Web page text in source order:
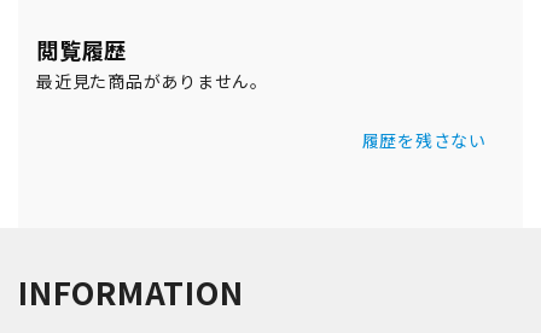
閲覧履歴
最近見た商品がありません。
履歴を残さない
INFORMATION